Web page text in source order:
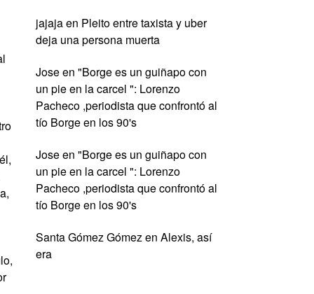
jajajaen Pleito entre taxista y uber
deja una persona muerta
Joseen "Borge es un guiñapo con
un pie en la carcel ": Lorenzo
Pacheco ,periodista que confrontó al
tío Borge en los 90's
Joseen "Borge es un guiñapo con
un pie en la carcel ": Lorenzo
Pacheco ,periodista que confrontó al
tío Borge en los 90's
Santa Gómez Gómezen Alexis, así
era